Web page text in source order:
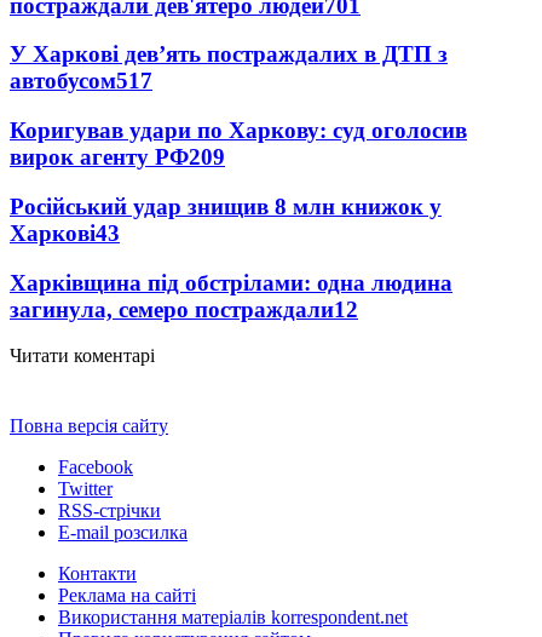
У Харкові дев’ять постраждалих в ДТП з
автобусом517
Коригував удари по Харкову: суд оголосив
вирок агенту РФ209
Російський удар знищив 8 млн книжок у
Харкові43
Харківщина під обстрілами: одна людина
загинула, семеро постраждали12
Читати коментарі
Повна версія сайту
Facebook
Twitter
RSS-стрічки
E-mail розсилка
Контакти
Реклама на сайті
Використання матеріалів korrespondent.net